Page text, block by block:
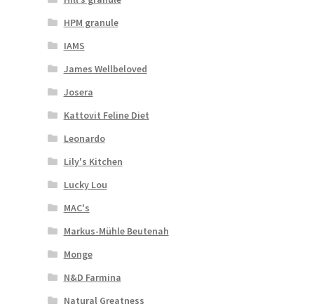
HPM granule
IAMS
James Wellbeloved
Josera
Kattovit Feline Diet
Leonardo
Lily's Kitchen
Lucky Lou
MAC's
Markus-Mühle Beutenah
Monge
N&D Farmina
Natural Greatness